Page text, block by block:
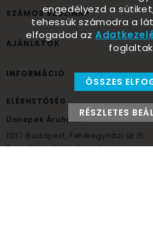
SZÁMOS SZÜLINAP
AJÁNLATOK
INFORMÁCIÓ
ELÉRHETŐSÉG
Ünnepek Áruháza
1037 Budapest, Fehéregyházi út 15.
Személyes átvételi pont
engedélyezd a
tehessük számodra a
elfogadod az
ÖSSZES
RÉSZLETES